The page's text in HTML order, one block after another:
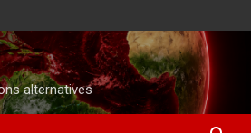
alternatives